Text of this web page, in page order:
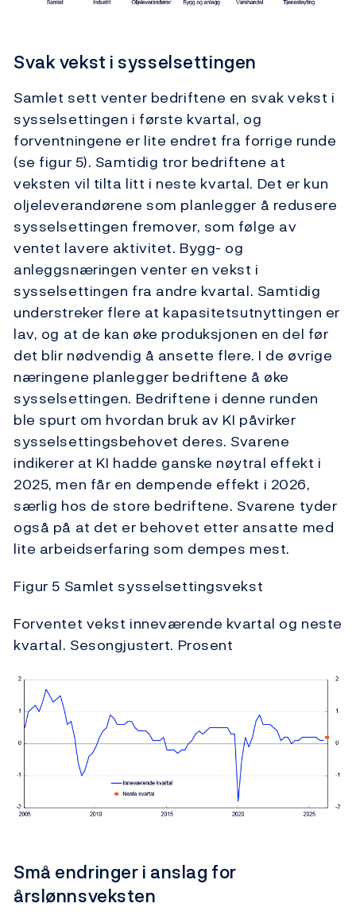
Svak vekst i sysselsettingen
Samlet sett venter bedriftene en svak vekst i
sysselsettingen i første kvartal, og
forventningene er lite endret fra forrige runde
(se figur 5). Samtidig tror bedriftene at
veksten vil tilta litt i neste kvartal. Det er kun
oljeleverandørene som planlegger å redusere
sysselsettingen fremover, som følge av
ventet lavere aktivitet. Bygg- og
anleggsnæringen venter en vekst i
sysselsettingen fra andre kvartal. Samtidig
understreker flere at kapasitetsutnyttingen er
lav, og at de kan øke produksjonen en del før
det blir nødvendig å ansette flere. I de øvrige
næringene planlegger bedriftene å øke
sysselsettingen. Bedriftene i denne runden
ble spurt om hvordan bruk av KI påvirker
sysselsettingsbehovet deres. Svarene
indikerer at KI hadde ganske nøytral effekt i
2025, men får en dempende effekt i 2026,
særlig hos de store bedriftene. Svarene tyder
også på at det er behovet etter ansatte med
lite arbeidserfaring som dempes mest.
Figur 5 Samlet sysselsettingsvekst
Forventet vekst inneværende kvartal og neste
kvartal. Sesongjustert. Prosent
Små endringer i anslag for
årslønnsveksten